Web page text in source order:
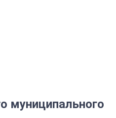
муниципального